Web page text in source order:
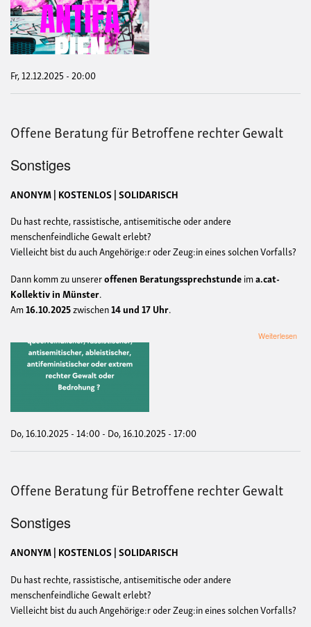
Fr, 12.12.2025 - 20:00
Offene Beratung für Betroffene rechter Gewalt
Sonstiges
ANONYM | KOSTENLOS | SOLIDARISCH
Du hast rechte, rassistische, antisemitische oder andere
menschenfeindliche Gewalt erlebt?
Vielleicht bist du auch Angehörige:r oder Zeug:in eines solchen Vorfalls?
Dann komm zu unsereroffenen Beratungssprechstundeima.cat-
Kollektiv in Münster.
Am16.10.2025zwischen14 und 17 Uhr.
Weiterlesen
Do, 16.10.2025 - 14:00- Do, 16.10.2025 - 17:00
Offene Beratung für Betroffene rechter Gewalt
Sonstiges
ANONYM | KOSTENLOS | SOLIDARISCH
Du hast rechte, rassistische, antisemitische oder andere
menschenfeindliche Gewalt erlebt?
Vielleicht bist du auch Angehörige:r oder Zeug:in eines solchen Vorfalls?